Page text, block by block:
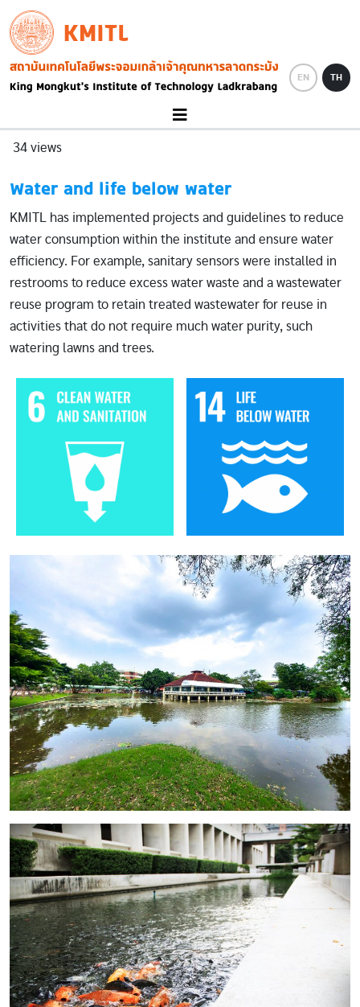
Skip to main content
KMITL
Image
EN TH
34 views
Water and life below water
KMITL has implemented projects and guidelines to reduce
water consumption within the institute and ensure water
efficiency. For example, sanitary sensors were installed in
restrooms to reduce excess water waste and a wastewater
reuse program to retain treated wastewater for reuse in
activities that do not require much water purity, such
watering lawns and trees.
Image Image
Image